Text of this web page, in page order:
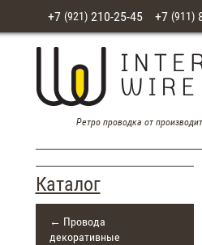
+7 (921)210-25-45 +7 (911)
Ретро проводка от
Каталог
← Провода
декоративные